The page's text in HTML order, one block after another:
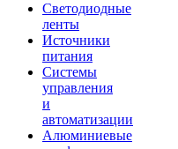
Светодиодные
ленты
Источники
питания
Системы
управления
и
автоматизации
Алюминиевые